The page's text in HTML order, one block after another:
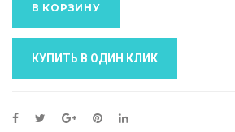
В КОРЗИНУ
КУПИТЬ В ОДИН КЛИК